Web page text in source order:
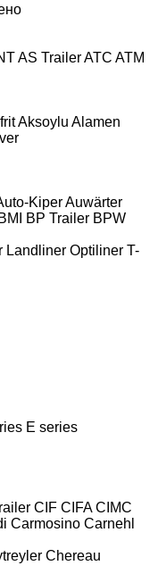
AS TrailerATC ATM
Aksoylu Alamen
KiperAuwärter
BMI BP Trailer BPW
Landliner Optiliner T-
E series
CIF CIFA CIMC
Carmosino Carnehl
Chereau